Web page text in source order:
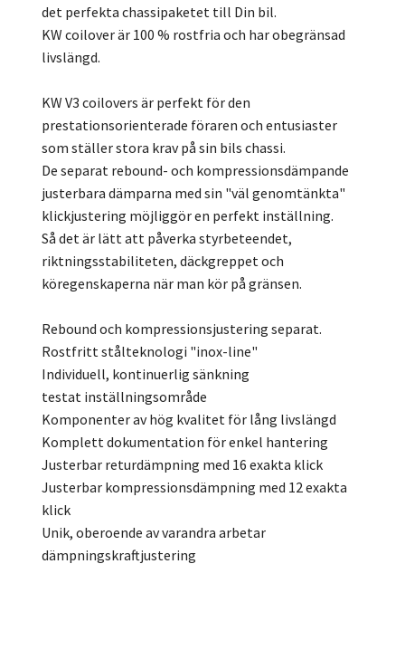
det perfekta chassipaketet till Din bil.
KW coilover är 100 % rostfria och har obegränsad
livslängd.
KW V3 coilovers är perfekt för den
prestationsorienterade föraren och entusiaster
som ställer stora krav på sin bils chassi.
De separat rebound- och kompressionsdämpande
justerbara dämparna med sin "väl genomtänkta"
klickjustering möjliggör en perfekt inställning.
Så det är lätt att påverka styrbeteendet,
riktningsstabiliteten, däckgreppet och
köregenskaperna när man kör på gränsen.
Rebound och kompressionsjustering separat.
Rostfritt stålteknologi "inox-line"
Individuell, kontinuerlig sänkning
testat inställningsområde
Komponenter av hög kvalitet för lång livslängd
Komplett dokumentation för enkel hantering
Justerbar returdämpning med 16 exakta klick
Justerbar kompressionsdämpning med 12 exakta
klick
Unik, oberoende av varandra arbetar
dämpningskraftjustering